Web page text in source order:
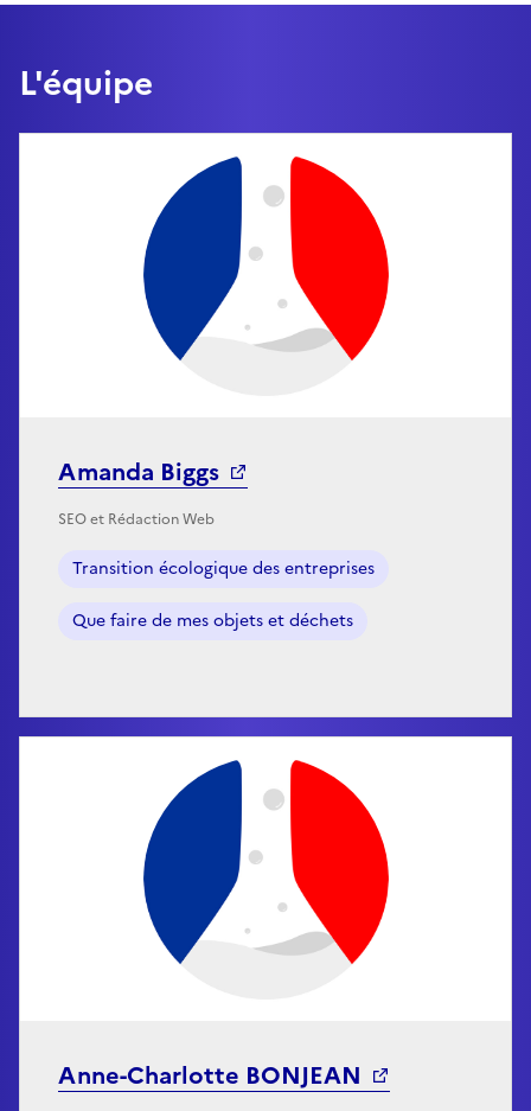
L'équipe
Amanda Biggs
SEO et Rédaction Web
Transition écologique des entreprises
Que faire de mes objets et déchets
Anne-Charlotte BONJEAN